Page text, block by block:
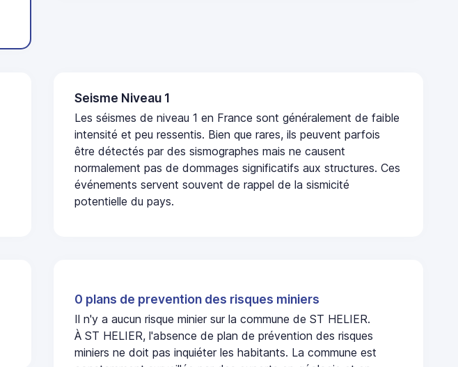
Seisme Niveau 1
Les séismes de niveau 1 en France sont généralement de faible
intensité et peu ressentis. Bien que rares, ils peuvent parfois
être détectés par des sismographes mais ne causent
normalement pas de dommages significatifs aux structures. Ces
événements servent souvent de rappel de la sismicité
potentielle du pays.
0 plans de prevention des risques miniers
Il n'y a aucun risque minier sur la commune de ST HELIER.
À ST HELIER, l'absence de plan de prévention des risques
miniers ne doit pas inquiéter les habitants. La commune est